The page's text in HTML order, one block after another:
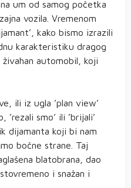
um od samog početka
vozila. Vremenom
kako bismo izrazili
karakteristiku dragog
automobil, koji
ili iz ugla ’plan view’
smo’ ili ’brijali’
dijamanta koji bi nam
bočne strane. Taj
blatobrana, dao
i snažan i